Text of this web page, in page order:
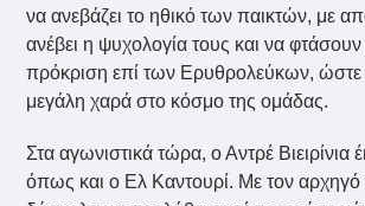
να ανεβάζει το ηθικό των παικτών, με
ανέβει η ψυχολογία τους και να
πρόκριση επί των Ερυθρολεύκων,
μεγάλη χαρά στο κόσμο της ομάδας.
Στα αγωνιστικά τώρα, ο Αντρέ Βιειρίνια
όπως και ο Ελ Καντουρί. Με τον αρχηγό